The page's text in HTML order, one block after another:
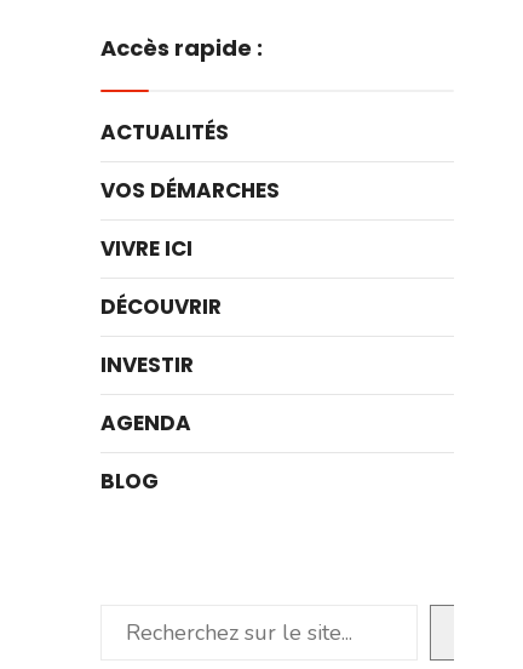
Accès rapide :
ACTUALITÉS
VOS DÉMARCHES
VIVRE ICI
DÉCOUVRIR
INVESTIR
AGENDA
BLOG
Rechercher